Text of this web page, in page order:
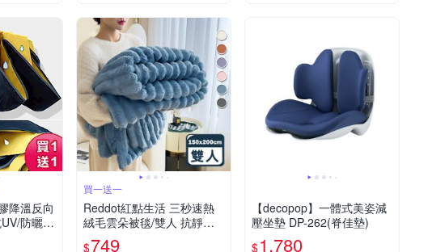
降溫反向
防曬/
疊傘降
買一送一
Reddot紅點生活 三秒速熱
絨毛雲朵被毯/雙人 抗靜電
(買1送1)
$749
【decopop】一體式美姿減
壓坐墊 DP-262(脊佳墊)
$1,780